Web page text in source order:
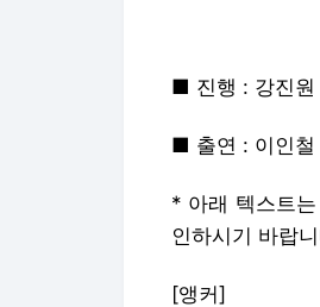
■ 진행 : 강진원
■ 출연 : 이인철
* 아래 텍스트
인하시기 바랍
[앵커]